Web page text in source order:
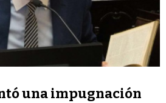
una impugnación